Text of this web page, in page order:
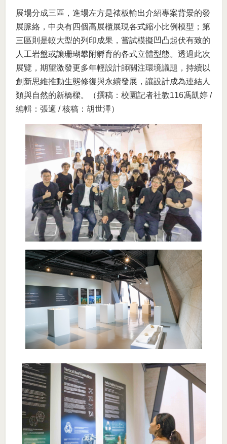
展場分成三區，進場左方是裱板輸出介紹專案背景的發
展脈絡，中央有四個高展櫃展現各式縮小比例模型；第
三區則是較大型的列印成果，嘗試模擬凹凸起伏有致的
人工岩盤或讓珊瑚攀附孵育的各式立體型態。透過此次
展覽，期望激發更多年輕設計師關注環境議題，持續以
創新思維推動生態修復與永續發展，讓設計成為連結人
類與自然的新橋樑。（撰稿：校園記者社教116馮凱婷 /
編輯：張適 / 核稿：胡世澤）